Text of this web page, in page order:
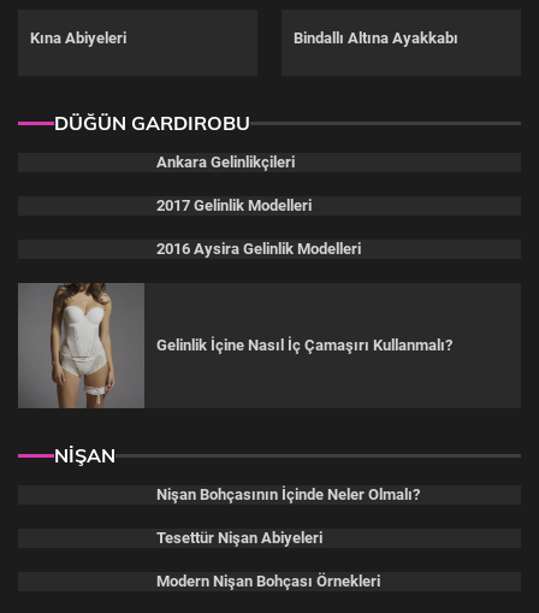
Kına Abiyeleri Bindallı Altına Ayakkabı
DÜĞÜN GARDIROBU
Ankara Gelinlikçileri
2017 Gelinlik Modelleri
2016 Aysira Gelinlik Modelleri
Gelinlik İçine Nasıl İç Çamaşırı Kullanmalı?
NİŞAN
Nişan Bohçasının İçinde Neler Olmalı?
Tesettür Nişan Abiyeleri
Modern Nişan Bohçası Örnekleri